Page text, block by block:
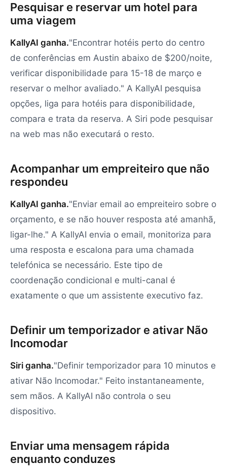
Pesquisar e reservar um hotel para
uma viagem
KallyAI ganha."Encontrar hotéis perto do centro
de conferências em Austin abaixo de $200/noite,
verificar disponibilidade para 15-18 de março e
reservar o melhor avaliado." A KallyAI pesquisa
opções, liga para hotéis para disponibilidade,
compara e trata da reserva. A Siri pode pesquisar
na web mas não executará o resto.
Acompanhar um empreiteiro que não
respondeu
KallyAI ganha."Enviar email ao empreiteiro sobre o
orçamento, e se não houver resposta até amanhã,
ligar-lhe." A KallyAI envia o email, monitoriza para
uma resposta e escalona para uma chamada
telefónica se necessário. Este tipo de
coordenação condicional e multi-canal é
exatamente o que um assistente executivo faz.
Definir um temporizador e ativar Não
Incomodar
Siri ganha."Definir temporizador para 10 minutos e
ativar Não Incomodar." Feito instantaneamente,
sem mãos. A KallyAI não controla o seu
dispositivo.
Enviar uma mensagem rápida
enquanto conduzes